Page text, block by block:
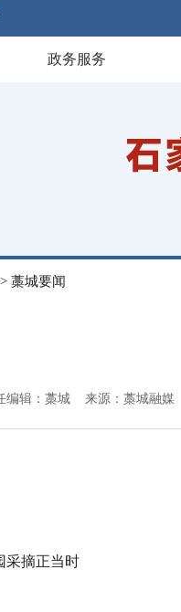
政务服务
> 藁城要闻
编辑：藁城 来源：藁城融媒
采摘正当时